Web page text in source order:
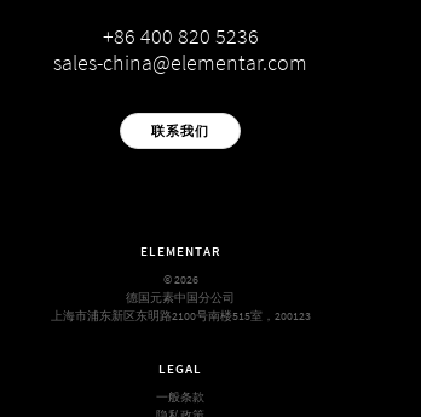
+86 400 820 5236
sales-china@elementar.com
联系我们
ELEMENTAR
© 2026
德国元素中国分公司
上海市浦东新区东明路2100号南楼515室，200123
LEGAL
一般条款